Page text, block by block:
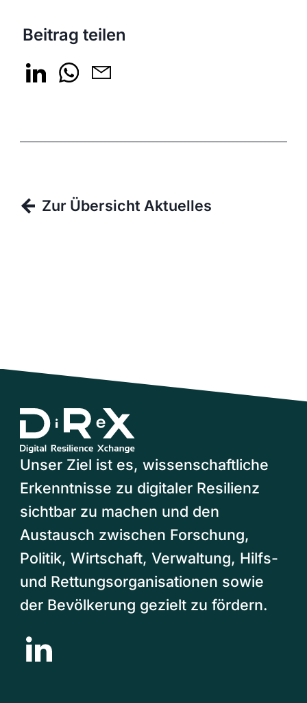
Beitrag teilen
Zur Übersicht Aktuelles
Unser Ziel ist es, wissenschaftliche
Erkenntnisse zu digitaler Resilienz
sichtbar zu machen und den
Austausch zwischen Forschung,
Politik, Wirtschaft, Verwaltung, Hilfs-
und Rettungsorganisationen sowie
der Bevölkerung gezielt zu fördern.